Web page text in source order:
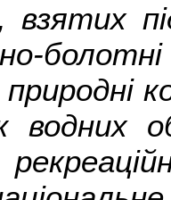
природні
водних